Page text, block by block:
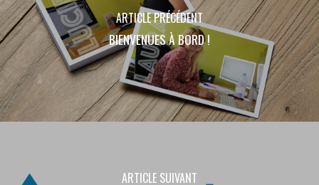
ARTICLE PRÉCÉDENT
BIENVENUES À BORD !
ARTICLE SUIVANT